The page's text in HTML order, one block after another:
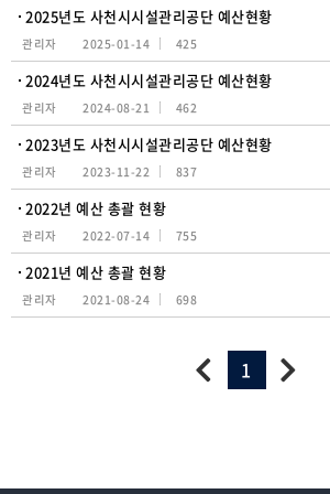
2025년도 사천시시설관리공단 예산현황
관리자 2025-01-14 425
2024년도 사천시시설관리공단 예산현황
관리자 2024-08-21 462
2023년도 사천시시설관리공단 예산현황
관리자 2023-11-22 837
2022년 예산 총괄 현황
관리자 2022-07-14 755
2021년 예산 총괄 현황
관리자 2021-08-24 698
1